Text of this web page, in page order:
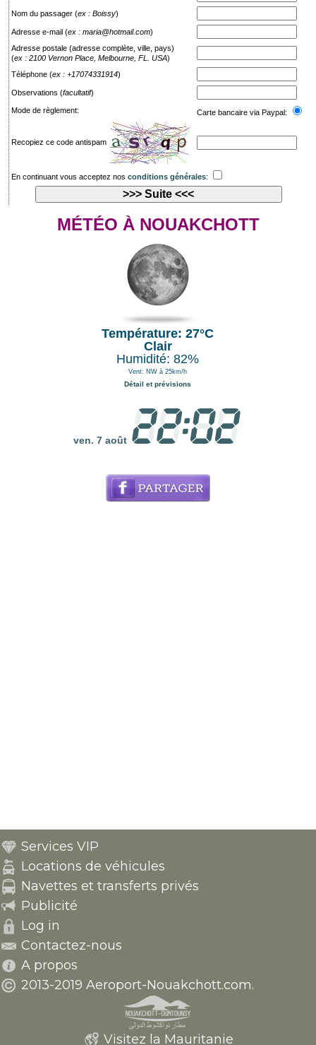
Nom du passager (ex : Boissy)
Adresse e-mail (ex : maria@hotmail.com)
Adresse postale (adresse complète, ville, pays)
(ex : 2100 Vernon Place, Melbourne, FL. USA)
Téléphone (ex : +17074331914)
Observations (facultatif)
Mode de règlement: Carte bancaire via Paypal:
Recopiez ce code antispam
En continuant vous acceptez nos conditions générales:
MÉTÉO À NOUAKCHOTT
Température: 27°C
Clair
Humidité: 82%
Vent: NW à 25km/h
Détail et prévisions
ven. 7 août
Services VIP
Locations de véhicules
Navettes et transferts privés
Publicité
Log in
Contactez-nous
A propos
2013-2019 Aeroport-Nouakchott.com.
Visitez la Mauritanie